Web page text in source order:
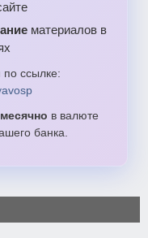
материалов в
ссылке:
в валюте
банка.